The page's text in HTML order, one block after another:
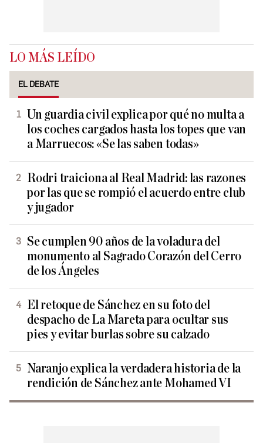
LO MÁS LEÍDO
EL DEBATE
Un guardia civil explica por qué no multa a
los coches cargados hasta los topes que van
a Marruecos: «Se las saben todas»
Rodri traiciona al Real Madrid: las razones
por las que se rompió el acuerdo entre club
y jugador
Se cumplen 90 años de la voladura del
monumento al Sagrado Corazón del Cerro
de los Ángeles
El retoque de Sánchez en su foto del
despacho de La Mareta para ocultar sus
pies y evitar burlas sobre su calzado
Naranjo explica la verdadera historia de la
rendición de Sánchez ante Mohamed VI